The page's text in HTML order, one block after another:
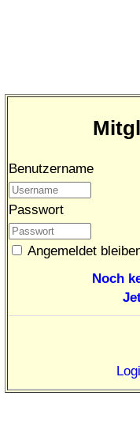
Benutzername
Passwort
Angemeldet
Noch